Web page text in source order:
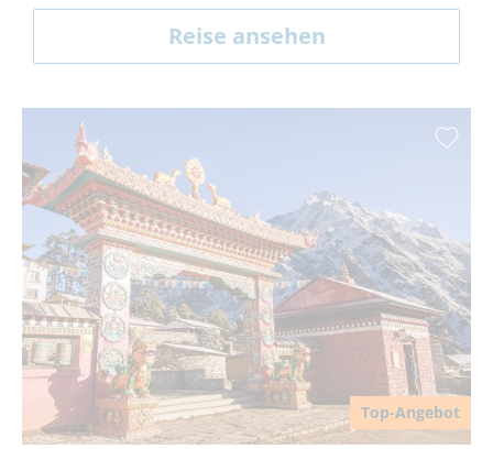
Reise ansehen
Top-Angebot